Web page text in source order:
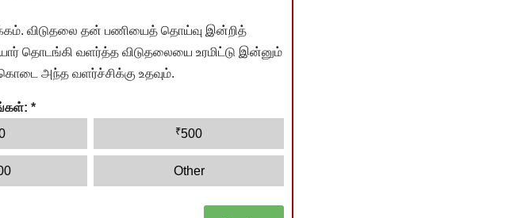
விடுதலை தன் பணியைத் தொய்வு இன்றித்
தொடங்கி வளர்த்த விடுதலையை உரமிட்டு இன்னும்
அந்த வளர்ச்சிக்கு உதவும்.
*
₹500
Other